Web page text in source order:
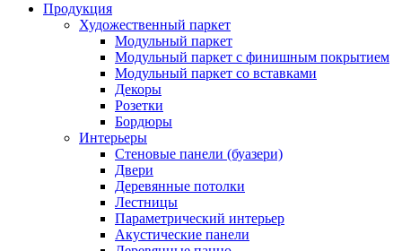
Продукция
Художественный паркет
Модульный паркет
Модульный паркет с финишным покрытием
Модульный паркет со вставками
Декоры
Розетки
Бордюры
Интерьеры
Стеновые панели (буазери)
Двери
Деревянные потолки
Лестницы
Параметрический интерьер
Акустические панели